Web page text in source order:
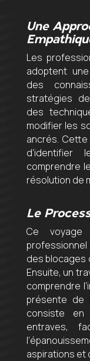
Une
Les
adoptent
des
stratégies
des
modifier les
ancrés.
comprendre
résolution de
Le
Ce
professionnel
des blocages
Ensuite, un
comprendre
présente de
consiste
entraves,
aspirations et